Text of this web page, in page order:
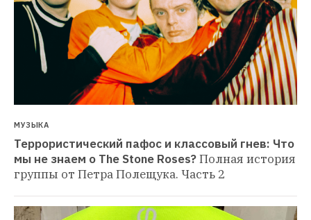
МУЗЫКА
Террористический пафос и классовый гнев: Что
мы не знаем о The Stone Roses?Полная история
группы от Петра Полещука. Часть 2